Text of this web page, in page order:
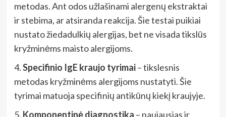
metodas. Ant odos užlašinami alergenų ekstraktai
ir stebima, ar atsiranda reakcija. Šie testai puikiai
nustato žiedadulkių alergijas, bet ne visada tikslūs
kryžminėms maisto alergijoms.
4.Specifinio IgE kraujo tyrimai– tikslesnis
metodas kryžminėms alergijoms nustatyti. Šie
tyrimai matuoja specifinių antikūnų kiekį kraujyje.
5. Komponentinė diagnostika – naujausias ir